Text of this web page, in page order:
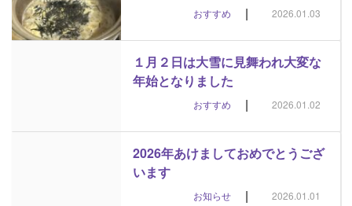
おすすめ | 2026.01.03
１月２日は大雪に見舞われ大変な
年始となりました
おすすめ | 2026.01.02
2026年あけましておめでとうござ
います
お知らせ | 2026.01.01